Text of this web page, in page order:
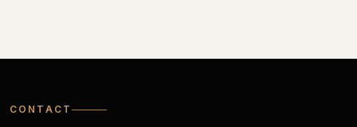
CONTACT